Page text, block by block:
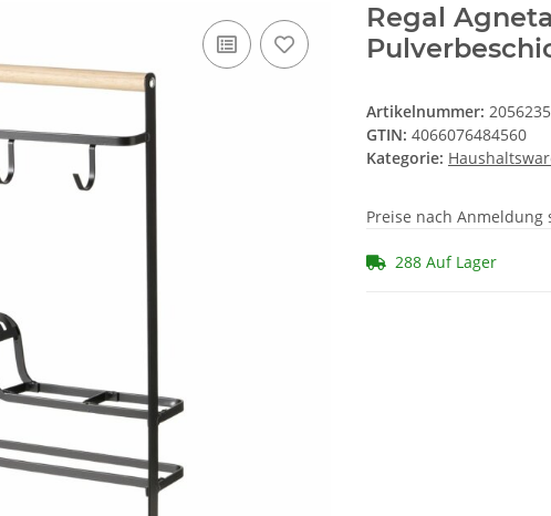
Regal
Artikelnummer: 2056235
GTIN: 4066076484560
Kategorie:
Preise nach Anmeldung
288 Auf Lager